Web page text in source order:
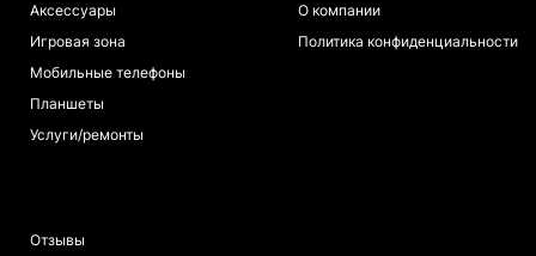
Аксессуары
Игровая зона
Мобильные телефоны
Планшеты
Услуги/ремонты
О компании
Политика конфиденциальности
Отзывы